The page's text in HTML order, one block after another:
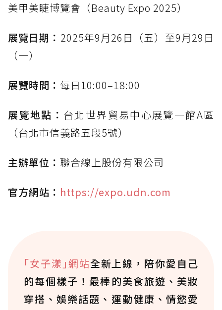
美甲美睫博覽會（Beauty Expo 2025）
展覽日期： 2025年9月26日（五）至9月29日
（一）
展覽時間： 每日10:00–18:00
展覽地點： 台北世界貿易中心展覽一館A區
（台北市信義路五段5號）
主辦單位： 聯合線上股份有限公司
官方網站： https://expo.udn.com
｢女子漾｣網站全新上線，陪你愛自己
的每個樣子！最棒的美食旅遊、美妝
穿搭、娛樂話題、運動健康、情慾愛